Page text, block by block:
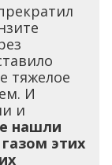
тяжелое
И
и
нашли
этих